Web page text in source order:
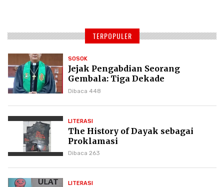
TERPOPULER
SOSOK
Jejak Pengabdian Seorang
Gembala: Tiga Dekade
Kepemimpinan Pdt. Dr. Yulius
Dibaca 448
LITERASI
The History of Dayak sebagai
Proklamasi
Dibaca 263
LITERASI